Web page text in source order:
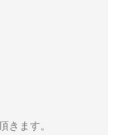
きます。